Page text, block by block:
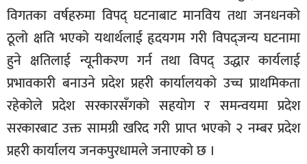
विगतका वर्षहरुमा विपद् घटनाबाट मानविय तथा जनधनको
ठूलो क्षति भएको यथार्थलाई हृदयगम गरी विपद्जन्य घटनामा
हुने क्षतिलाई न्यूनीकरण गर्न तथा विपद् उद्धार कार्यलाई
प्रभावकारी बनाउने प्रदेश प्रहरी कार्यालयको उच्च प्राथमिकता
रहेकोले प्रदेश सरकारसँगको सहयोग र समन्वयमा प्रदेश
सरकारबाट उक्त सामग्री खरिद गरी प्राप्त भएको २ नम्बर प्रदेश
प्रहरी कार्यालय जनकपुरधामले जनाएको छ ।